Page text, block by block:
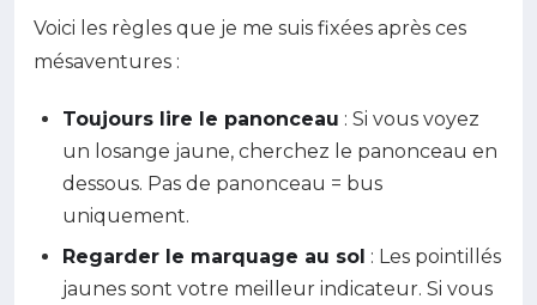
Voici les règles que je me suis fixées après ces
mésaventures :
Toujours lire le panonceau : Si vous voyez
un losange jaune, cherchez le panonceau en
dessous. Pas de panonceau = bus
uniquement.
Regarder le marquage au sol : Les pointillés
jaunes sont votre meilleur indicateur. Si vous